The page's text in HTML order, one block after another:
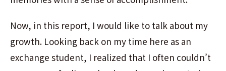
Now, in this report, I would like to talk about my
growth. Looking back on my time here as an
exchange student, I realized that I often couldn’t